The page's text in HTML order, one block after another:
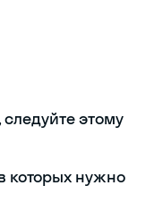
этому
которых нужно